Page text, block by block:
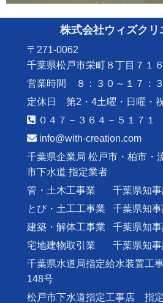
株式会社ウィズクリ
〒271-0062
千葉県松戸市栄町８丁目７１
営業時間 ８：３０～１７：
定休日 第2・4土曜・日曜・
０４７－３６４－５１７１
info@with-creation.com
千葉県企業局 松戸市・柏市・
市下水道 指定業者
管・土木工事業
千葉県知
とび・土工工事業
千葉県知
建築・解体工事業
千葉県知
宅地建物取引業
千葉県知
千葉県水道局指定給水装置工
148号
松戸市下水道指定工事店 指